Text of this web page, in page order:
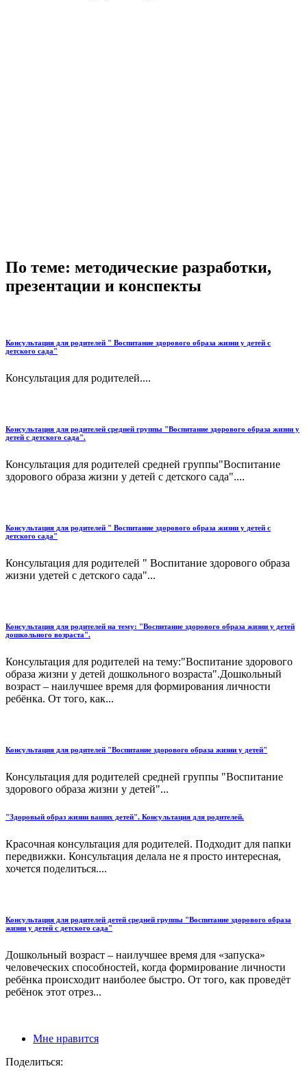
По теме: методические разработки,
презентации и конспекты
Консультация для родителей " Воспитание здорового образа жизни у детей с
детского сада"
Консультация для родителей....
Консультация для родителей средней группы "Воспитание здорового образа жизни у
детей с детского сада".
Консультация для родителей средней группы"Воспитание
здорового образа жизни у детей с детского сада"....
Консультация для родителей " Воспитание здорового образа жизни у детей с
детского сада"
Консультация для родителей " Воспитание здорового образа
жизни удетей с детского сада"...
Консультация для родителей на тему: "Воспитание здорового образа жизни у детей
дошкольного возраста".
Консультация для родителей на тему:"Воспитание здорового
образа жизни у детей дошкольного возраста".Дошкольный
возраст – наилучшее время для формирования личности
ребёнка. От того, как...
Консультация для родителей "Воспитание здорового образа жизни у детей"
Консультация для родителей средней группы "Воспитание
здорового образа жизни у детей"...
"Здоровый образ жизни ваших детей". Консультация для родителей.
Красочная консультация для родителей. Подходит для папки
передвижки. Консультация делала не я просто интересная,
хочется поделиться....
Консультация для родителей детей средней группы "Воспитание здорового образа
жизни у детей с детского сада"
Дошкольный возраст – наилучшее время для «запуска»
человеческих способностей, когда формирование личности
ребёнка происходит наиболее быстро. От того, как проведёт
ребёнок этот отрез...
Мне нравится
Поделиться: